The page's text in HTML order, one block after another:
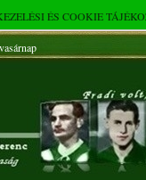
ÉS COOKIE
vasárnap